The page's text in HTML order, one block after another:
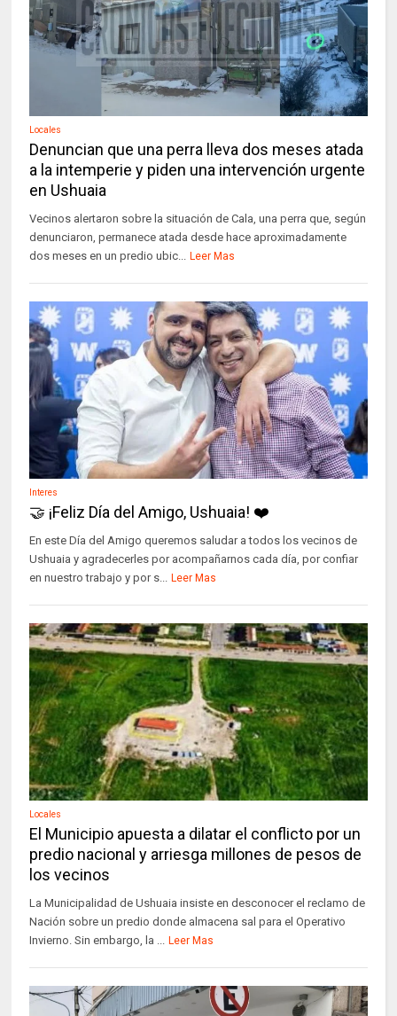
Locales
Denuncian que una perra lleva dos meses atada
a la intemperie y piden una intervención urgente
en Ushuaia
Vecinos alertaron sobre la situación de Cala, una perra que, según
denunciaron, permanece atada desde hace aproximadamente
dos meses en un predio ubic... Leer Mas
Interes
🤝 ¡Feliz Día del Amigo, Ushuaia! ❤️
En este Día del Amigo queremos saludar a todos los vecinos de
Ushuaia y agradecerles por acompañarnos cada día, por confiar
en nuestro trabajo y por s... Leer Mas
Locales
El Municipio apuesta a dilatar el conflicto por un
predio nacional y arriesga millones de pesos de
los vecinos
La Municipalidad de Ushuaia insiste en desconocer el reclamo de
Nación sobre un predio donde almacena sal para el Operativo
Invierno. Sin embargo, la ... Leer Mas